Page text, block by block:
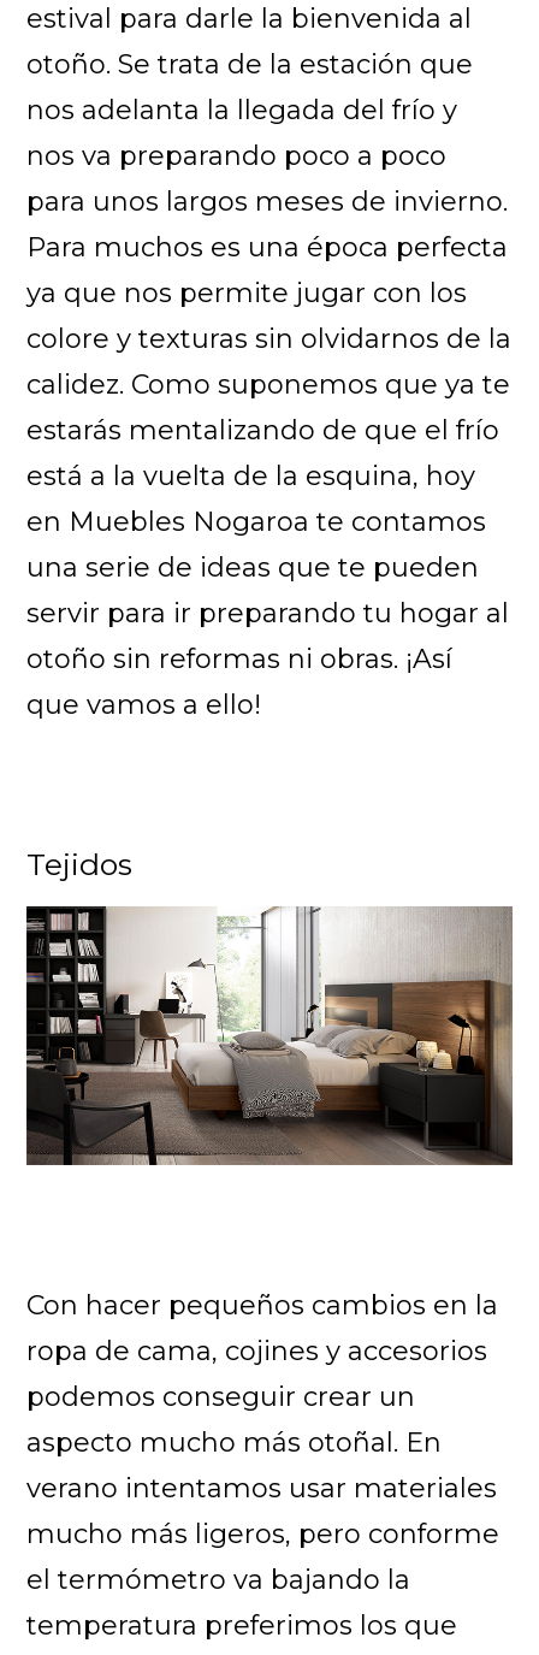
estival para darle la bienvenida al
otoño. Se trata de la estación que
nos adelanta la llegada del frío y
nos va preparando poco a poco
para unos largos meses de invierno.
Para muchos es una época perfecta
ya que nos permite jugar con los
colore y texturas sin olvidarnos de la
calidez. Como suponemos que ya te
estarás mentalizando de que el frío
está a la vuelta de la esquina, hoy
en Muebles Nogaroa te contamos
una serie de ideas que te pueden
servir para ir preparando tu hogar al
otoño sin reformas ni obras. ¡Así
que vamos a ello!
Tejidos
Con hacer pequeños cambios en la
ropa de cama, cojines y accesorios
podemos conseguir crear un
aspecto mucho más otoñal. En
verano intentamos usar materiales
mucho más ligeros, pero conforme
el termómetro va bajando la
temperatura preferimos los que